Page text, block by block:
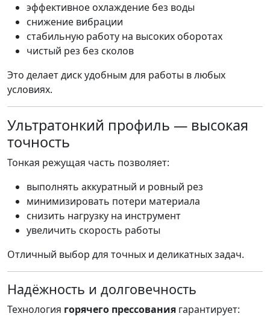
эффективное охлаждение без воды
снижение вибрации
стабильную работу на высоких оборотах
чистый рез без сколов
Это делает диск удобным для работы в любых
условиях.
Ультратонкий профиль — высокая
точность
Тонкая режущая часть позволяет:
выполнять аккуратный и ровный рез
минимизировать потери материала
снизить нагрузку на инструмент
увеличить скорость работы
Отличный выбор для точных и деликатных задач.
Надёжность и долговечность
Технология горячего прессования гарантирует: